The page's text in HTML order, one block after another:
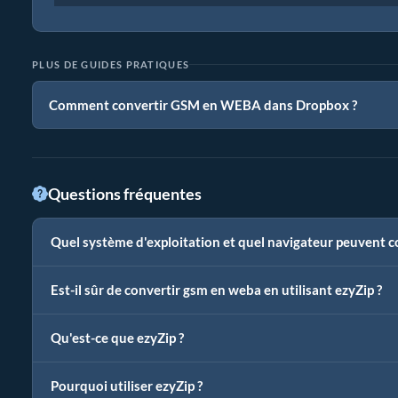
PLUS DE GUIDES PRATIQUES
Comment convertir GSM en WEBA dans Dropbox ?
Questions fréquentes
Quel système d'exploitation et quel navigateur peuvent
Est-il sûr de convertir gsm en weba en utilisant ezyZip ?
Qu'est-ce que ezyZip ?
Pourquoi utiliser ezyZip ?